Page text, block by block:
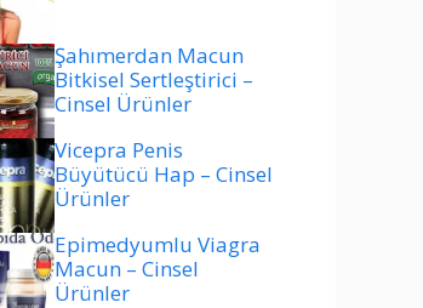
Şahımerdan Macun
Bitkisel Sertleştirici –
Cinsel Ürünler
Vicepra Penis
Büyütücü Hap – Cinsel
Ürünler
Epimedyumlu Viagra
Macun – Cinsel
Ürünler